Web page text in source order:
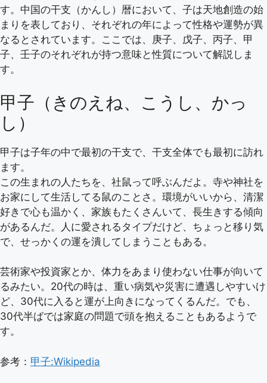
す。中国の干支（かんし）暦において、子は天地創造の始
まりを表しており、それぞれの年によって性格や運勢が異
なるとされています。ここでは、庚子、戊子、丙子、甲
子、壬子のそれぞれが持つ意味と性質について解説しま
す。
甲子（きのえね、こうし、かっ
し）
甲子は子年の中で最初の干支で、干支全体でも最初に訪れ
ます。
この生まれの人たちを、社鼠って呼ぶんだよ。寺や神社を
お家にして生活してる鼠のことさ。環境がいいから、清潔
好きで心も温かく、家族もたくさんいて、長生きする傾向
があるんだ。人に愛されるタイプだけど、ちょっと移り気
で、せっかくの運を潰してしまうこともある。
芸術家や投資家とか、体力をあまり使わない仕事が向いて
るみたい。20代の時は、重い病気や災害に遭遇しやすいけ
ど、30代に入ると運が上向きになってくるんだ。でも、
30代半ばでは家庭の問題で頭を抱えることもあるようで
す。
参考： 甲子:Wikipedia